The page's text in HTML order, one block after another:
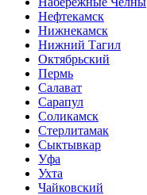
Нефтекамск
Нижнекамск
Нижний Тагил
Октябрьский
Пермь
Салават
Сарапул
Соликамск
Стерлитамак
Сыктывкар
Уфа
Ухта
Чайковский